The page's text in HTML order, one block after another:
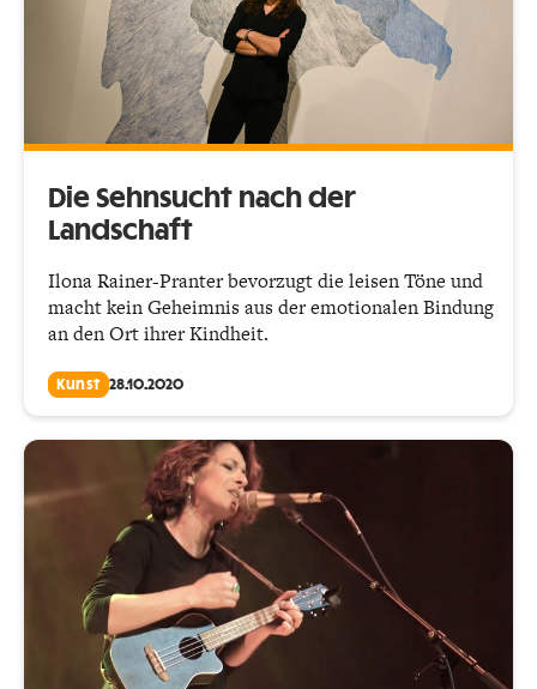
Die Sehnsucht nach der
Landschaft
Ilona Rainer-Pranter bevorzugt die leisen Töne und
macht kein Geheimnis aus der emotionalen Bindung
an den Ort ihrer Kindheit.
Kunst 28.10.2020